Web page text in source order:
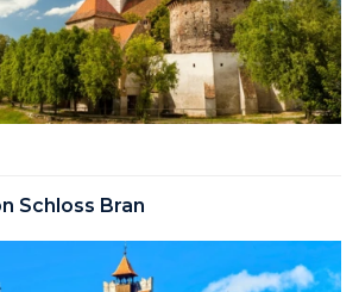
Schloss Bran